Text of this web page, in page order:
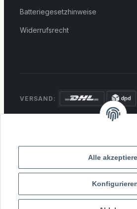
Alle
Batteriegesetzhinweise
Widerrufsrecht
VERSAND:
Überweisung
© 2026 MCTRADE24. Alle
Powered by